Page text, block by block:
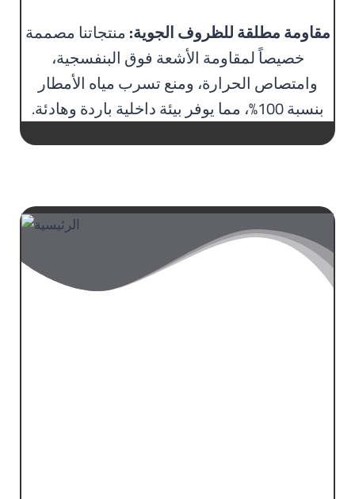
مقاومة مطلقة للظروف الجوية:منتجاتنا مصممة
خصيصاً لمقاومة الأشعة فوق البنفسجية،
وامتصاص الحرارة، ومنع تسرب مياه الأمطار
بنسبة 100%، مما يوفر بيئة داخلية باردة وهادئة.